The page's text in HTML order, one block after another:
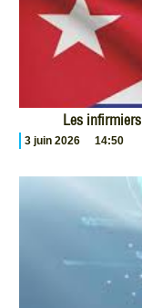
Les
3 juin 2026 14:50